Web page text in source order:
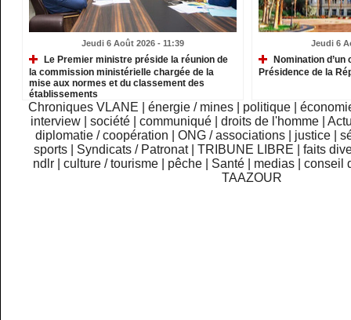
Jeudi 6 Août 2026 - 11:39
Le Premier ministre préside la réunion de
la commission ministérielle chargée de la
mise aux normes et du classement des
établissements
Jeudi 6
Nomination
Présidence de la
Chroniques VLANE énergie / mines politique
interview
|société |communiqué |droits de l'homme |
diplomatie / coopération
ONG / associations justice
sports
Syndicats / Patronat TRIBUNE LIBRE
faits
ndlr
|culture / tourisme pêche Santé medias |conseil
TAAZOUR